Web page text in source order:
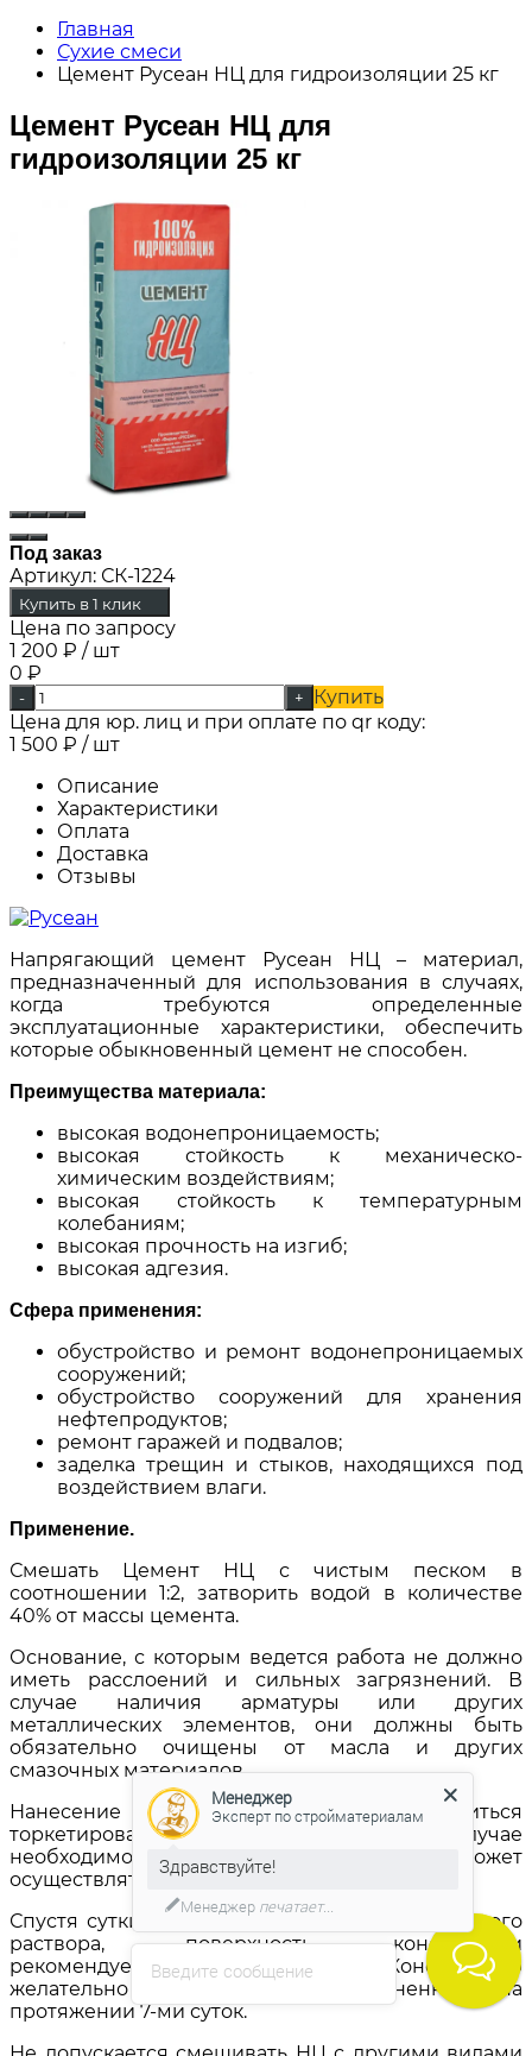
Главная
Сухие смеси
Цемент Русеан НЦ для гидроизоляции 25 кг
Цемент Русеан НЦ для
гидроизоляции 25 кг
Под заказ
Артикул: СК-1224
Купить в 1 клик
Цена по запросу
1 200 ₽ / шт
0 ₽
- +
Купить
Цена для юр. лиц и при оплате по qr коду:
1 500 ₽ / шт
Описание
Характеристики
Оплата
Доставка
Отзывы
Напрягающий цемент Русеан НЦ – материал,
предназначенный для использования в случаях,
когда требуются определенные
эксплуатационные характеристики, обеспечить
которые обыкновенный цемент не способен.
Преимущества материала:
высокая водонепроницаемость;
высокая стойкость к механическо-
химическим воздействиям;
высокая стойкость к температурным
колебаниям;
высокая прочность на изгиб;
высокая адгезия.
Сфера применения:
обустройство и ремонт водонепроницаемых
сооружений;
обустройство сооружений для хранения
нефтепродуктов;
ремонт гаражей и подвалов;
заделка трещин и стыков, находящихся под
воздействием влаги.
Применение.
Смешать Цемент НЦ с чистым песком в
соотношении 1:2, затворить водой в количестве
40% от массы цемента.
Основание, с которым ведется работа не должно
иметь расслоений и сильных загрязнений. В
случае наличия арматуры или других
металлических элементов, они должны быть
обязательно очищены от масла и других
смазочных материалов.
Нанесение раствора может производиться
торкетированием или пневмонабрызгом. В случае
необходимости работа с раствором может
осуществляться и при помощи шпателя.
Спустя сутки после укладки гидроизоляционного
раствора, поверхность конструкции
рекомендуется увлажнить. Конструкцию
желательно поддерживать увлажненной на
протяжении 7-ми суток.
Введите сообщение
Менеджер
Эксперт по стройматериалам
Здравствуйте!
Менеджер печатает...